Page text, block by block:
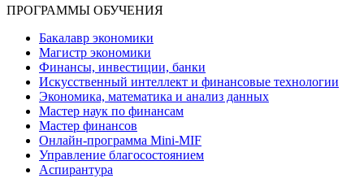
ПРОГРАММЫ ОБУЧЕНИЯ
Бакалавр экономики
Магистр экономики
Финансы, инвестиции, банки
Искусственный интеллект и финансовые технологии
Экономика, математика и анализ данных
Мастер наук по финансам
Мастер финансов
Онлайн-программа Mini-MIF
Управление благосостоянием
Аспирантура